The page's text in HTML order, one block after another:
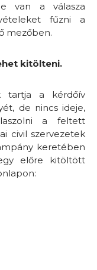
van a válasza
fűzni a
mezőben.
kitölteni.
tartja a kérdőív
de nincs ideje,
a feltett
civil szervezetek
keretében
előre kitöltött